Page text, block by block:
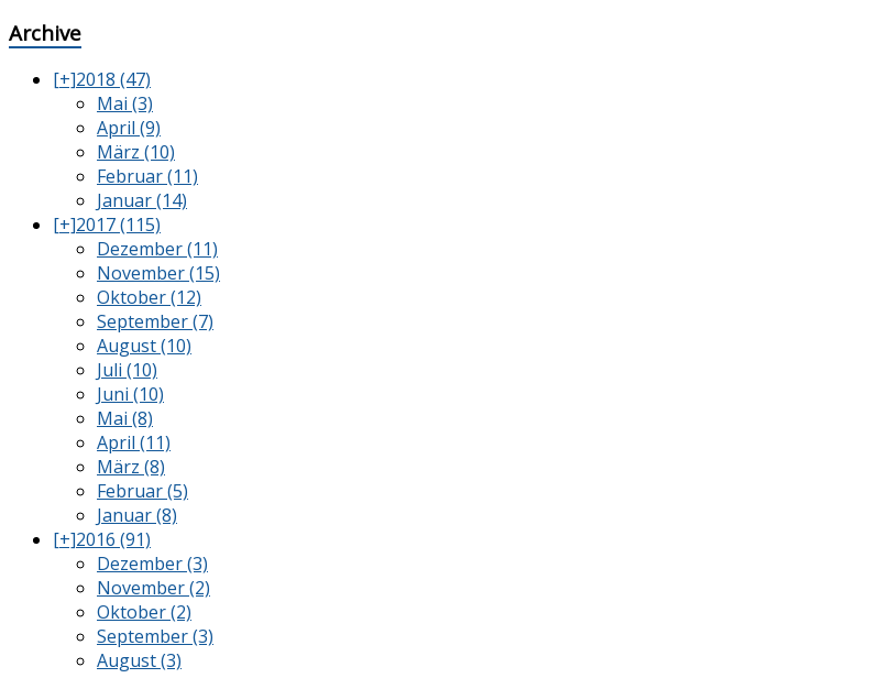
Archive
[+]2018 (47)
Mai (3)
April (9)
März (10)
Februar (11)
Januar (14)
[+]2017 (115)
Dezember (11)
November (15)
Oktober (12)
September (7)
August (10)
Juli (10)
Juni (10)
Mai (8)
April (11)
März (8)
Februar (5)
Januar (8)
[+]2016 (91)
Dezember (3)
November (2)
Oktober (2)
September (3)
August (3)